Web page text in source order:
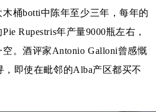
桶botti中陈年至少三年，每年的
Rupestris年产量9000瓶左右，
。酒评家Antonio Galloni曾感慨
，即使在毗邻的Alba产区都买不